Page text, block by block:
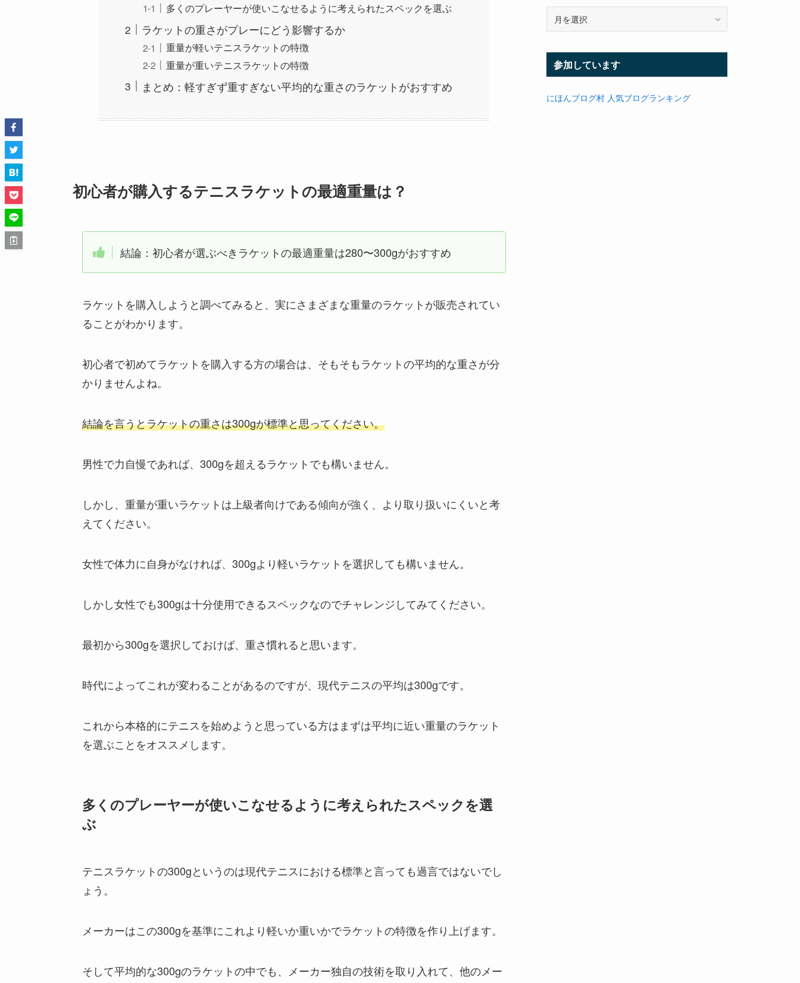
多くのプレーヤーが使いこなせるように考えられたスペックを選ぶ
ラケットの重さがプレーにどう影響するか
重量が軽いテニスラケットの特徴
重量が重いテニスラケットの特徴
まとめ：軽すぎず重すぎない平均的な重さのラケットがおすすめ
初心者が購入するテニスラケットの最適重量は？
結論：初心者が選ぶべきラケットの最適重量は280〜300gがおすすめ
ラケットを購入しようと調べてみると、実にさまざまな重量のラケットが販売されてい
ることがわかります。
初心者で初めてラケットを購入する方の場合は、そもそもラケットの平均的な重さが分
かりませんよね。
結論を言うとラケットの重さは300gが標準と思ってください。
男性で力自慢であれば、300gを超えるラケットでも構いません。
しかし、重量が重いラケットは上級者向けである傾向が強く、より取り扱いにくいと考
えてください。
女性で体力に自身がなければ、300gより軽いラケットを選択しても構いません。
しかし女性でも300gは十分使用できるスペックなのでチャレンジしてみてください。
最初から300gを選択しておけば、重さ慣れると思います。
時代によってこれが変わることがあるのですが、現代テニスの平均は300gです。
これから本格的にテニスを始めようと思っている方はまずは平均に近い重量のラケット
を選ぶことをオススメします。
多くのプレーヤーが使いこなせるように考えられたスペックを選
ぶ
テニスラケットの300gというのは現代テニスにおける標準と言っても過言ではないでし
ょう。
メーカーはこの300gを基準にこれより軽いか重いかでラケットの特徴を作り上げます。
そして平均的な300gのラケットの中でも、メーカー独自の技術を取り入れて、他のメー
イ
ブ参加しています
にほんブログ村 人気ブログランキング